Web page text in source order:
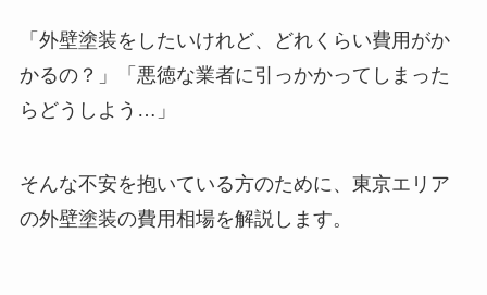
「外壁塗装をしたいけれど、どれくらい費用がか
かるの？」「悪徳な業者に引っかかってしまった
らどうしよう…」
そんな不安を抱いている方のために、東京エリア
の外壁塗装の費用相場を解説します。